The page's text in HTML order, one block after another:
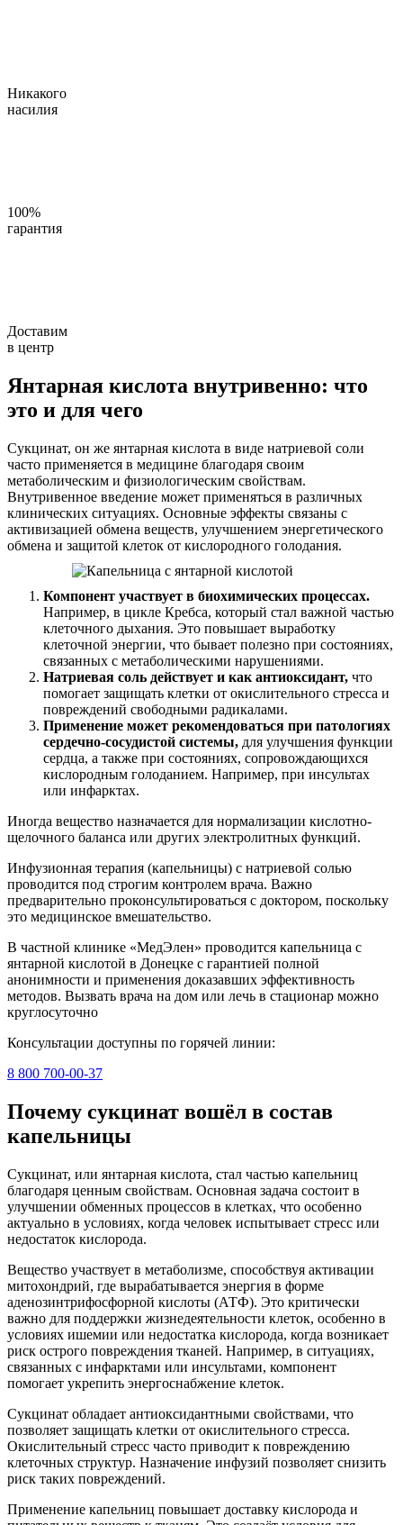
Никакого
насилия
100%
гарантия
Доставим
в центр
Янтарная кислота внутривенно: что
это и для чего
Сукцинат, он же янтарная кислота в виде натриевой соли
часто применяется в медицине благодаря своим
метаболическим и физиологическим свойствам.
Внутривенное введение может применяться в различных
клинических ситуациях. Основные эффекты связаны с
активизацией обмена веществ, улучшением энергетического
обмена и защитой клеток от кислородного голодания.
Компонент участвует в биохимических процессах.
Например, в цикле Кребса, который стал важной частью
клеточного дыхания. Это повышает выработку
клеточной энергии, что бывает полезно при состояниях,
связанных с метаболическими нарушениями.
Натриевая соль действует и как антиоксидант, что
помогает защищать клетки от окислительного стресса и
повреждений свободными радикалами.
Применение может рекомендоваться при патологиях
сердечно-сосудистой системы, для улучшения функции
сердца, а также при состояниях, сопровождающихся
кислородным голоданием. Например, при инсультах
или инфарктах.
Иногда вещество назначается для нормализации кислотно-
щелочного баланса или других электролитных функций.
Инфузионная терапия (капельницы) с натриевой солью
проводится под строгим контролем врача. Важно
предварительно проконсультироваться с доктором, поскольку
это медицинское вмешательство.
В частной клинике «МедЭлен» проводится капельница с
янтарной кислотой в Донецке с гарантией полной
анонимности и применения доказавших эффективность
методов. Вызвать врача на дом или лечь в стационар можно
круглосуточно
Консультации доступны по горячей линии:
8 800 700-00-37
Почему сукцинат вошёл в состав
капельницы
Сукцинат, или янтарная кислота, стал частью капельниц
благодаря ценным свойствам. Основная задача состоит в
улучшении обменных процессов в клетках, что особенно
актуально в условиях, когда человек испытывает стресс или
недостаток кислорода.
Вещество участвует в метаболизме, способствуя активации
митохондрий, где вырабатывается энергия в форме
аденозинтрифосфорной кислоты (АТФ). Это критически
важно для поддержки жизнедеятельности клеток, особенно в
условиях ишемии или недостатка кислорода, когда возникает
риск острого повреждения тканей. Например, в ситуациях,
связанных с инфарктами или инсультами, компонент
помогает укрепить энергоснабжение клеток.
Сукцинат обладает антиоксидантными свойствами, что
позволяет защищать клетки от окислительного стресса.
Окислительный стресс часто приводит к повреждению
клеточных структур. Назначение инфузий позволяет снизить
риск таких повреждений.
Применение капельниц повышает доставку кислорода и